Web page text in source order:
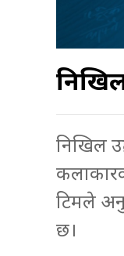
निखिल
निखिल
टिमले
छ।